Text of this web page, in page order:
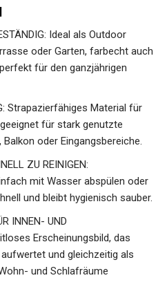
Ideal als Outdoor
oder Garten, farbecht auch
für den ganzjährigen
Strapazierfähiges Material für
für stark genutzte
oder Eingangsbereiche.
ZU REINIGEN:
mit Wasser abspülen oder
und bleibt hygienisch sauber.
INNEN- UND
Erscheinungsbild, das
und gleichzeitig als
und Schlafräume